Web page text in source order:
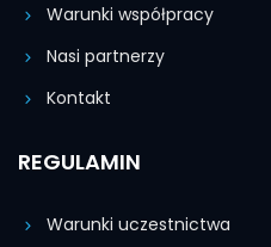
Warunki współpracy
Nasi partnerzy
Kontakt
REGULAMIN
Warunki uczestnictwa